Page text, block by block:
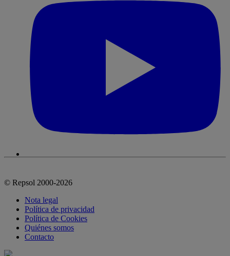
© Repsol 2000-2026
Nota legal
Política de privacidad
Política de Cookies
Quiénes somos
Contacto